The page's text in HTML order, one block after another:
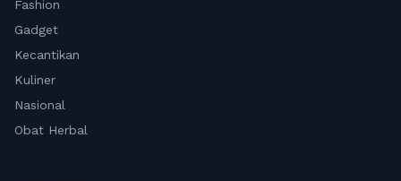
Fashion
Gadget
Kecantikan
Kuliner
Nasional
Obat Herbal